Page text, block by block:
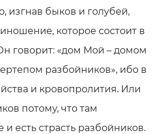
изгнав быков и голубей,
которое состоит в
говорит: «дом Мой – домом
разбойников», ибо в
и кровопролития. Или
потому, что там
есть страсть разбойников.